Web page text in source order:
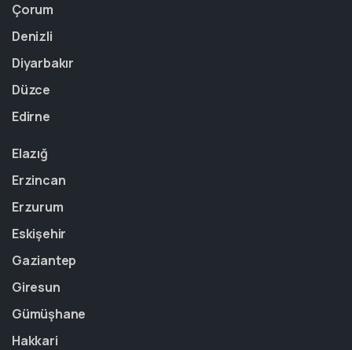
Çorum
Denizli
Diyarbakır
Düzce
Edirne
Elazığ
Erzincan
Erzurum
Eskişehir
Gaziantep
Giresun
Gümüşhane
Hakkari